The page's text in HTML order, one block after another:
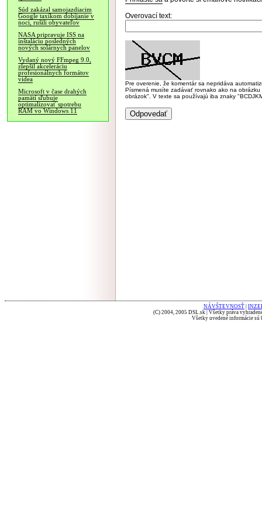
Súd zakázal samojazdiacim
Google taxíkom dobíjanie v
noci, rušili obyvateľov
NASA pripravuje ISS na
inštaláciu posledných
nových solárnych panelov
Vydaný nový FFmpeg 9.0,
zlepšil akceleráciu
profesionálnych formátov
videa
Microsoft v čase drahých
pamätí sľubuje
optimalizovať spotrebu
RAM vo Windows 11
Overovací text:
Pre overenie, že komentár sa nepridáva
Písmená musíte zadávať rovnako ako na
obrázok". V texte sa používajú iba znaky
NÁVŠTEVNOSŤ
(C) 2004, 2005 DSL.sk | Všetky práva
Všetky uvedené informácie sú